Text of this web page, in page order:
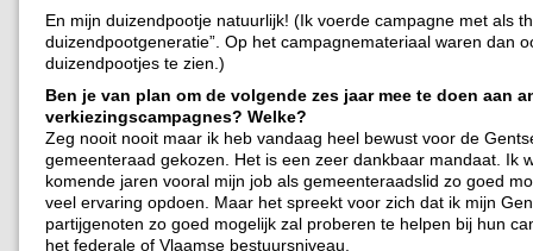
En mijn duizendpootje natuurlijk! (Ik voerde campagne met als
duizendpootgeneratie”. Op het campagnemateriaal waren dan
duizendpootjes te zien.)
Ben je van plan om de volgende zes jaar mee te doen aan
verkiezingscampagnes? Welke?
Zeg nooit nooit maar ik heb vandaag heel bewust voor de
gemeenteraad gekozen. Het is een zeer dankbaar mandaat. Ik
komende jaren vooral mijn job als gemeenteraadslid zo goed
veel ervaring opdoen. Maar het spreekt voor zich dat ik mijn
partijgenoten zo goed mogelijk zal proberen te helpen bij hun
het federale of Vlaamse bestuursniveau.